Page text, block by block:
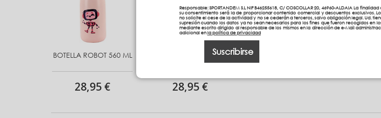
Responsable: SPORTANDEM S.L NIF B46255618, C/ COSCOLLAR 20, 46960-ALDAIA La
su consentimiento será la de proporcionar contenido comercial y descuentos exclusivos.
no solicite el cese de la actividad y no se cederán a terceros, salvo obligación legal. Ud.
supresión cuando los datos ya no sean necesarios para los fines que fueron recogidos en
mediante escrito dirigido al responsable de los mismos en la dirección de e-Mail
adicional enla política de privacidad
Suscribirse
BOTELLA ROBOT 560 ML
28,95 €
BOTELLA ROBOT 560 ML
28,95 €